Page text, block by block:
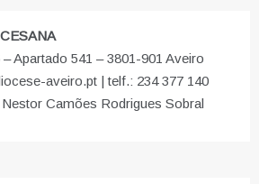
Apartado 541 – 3801-901 Aveiro
aveiro.pt | telf.: 234 377 140
Camões Rodrigues Sobral